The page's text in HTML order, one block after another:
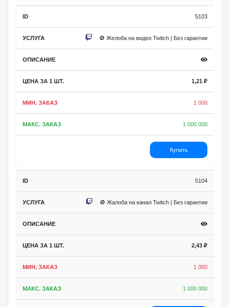
5103
🚫 Желоба на видео Twitch | Без гарантии
1,21 ₽
1 000
1 000 000
Купить
5104
🚫 Жалоба на канал Twitch | Без гарантии
2,43 ₽
1 000
1 000 000